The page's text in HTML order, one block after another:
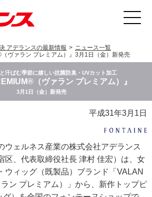
アデランスの最新情報
ニュース一覧
（ヴァラン プレミアム）』3月1日（金）新発売
汗ばむ季節に嬉しい抗菌防臭・UVカット加工
（ヴァラン プレミアム）』
3月1日（金）新発売
平成31年3月1日
ウェルネス産業の株式会社アデランス
区、代表取締役社長 津村 佳宏）は、女
ウィッグ（既製品）ブランド「VALAN
ン プレミアム）」から、新作トップピ